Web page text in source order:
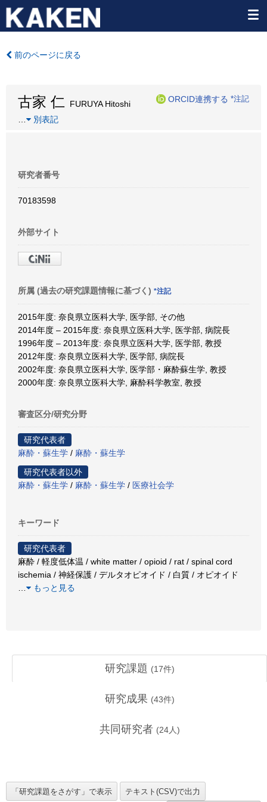
前のページに戻る
古家 仁 FURUYA Hitoshi
ORCID連携する *注記
別表記
研究者番号
70183598
外部サイト
所属 (過去の研究課題情報に基づく) *注記
2015年度: 奈良県立医科大学, 医学部, その他
2014年度 – 2015年度: 奈良県立医科大学, 医学部, 病院長
1996年度 – 2013年度: 奈良県立医科大学, 医学部, 教授
2012年度: 奈良県立医科大学, 医学部, 病院長
2002年度: 奈良県立医科大学, 医学部・麻酔蘇生学, 教授
2000年度: 奈良県立医科大学, 麻酔科学教室, 教授
審査区分/研究分野
研究代表者
麻酔・蘇生学 / 麻酔・蘇生学
研究代表者以外
麻酔・蘇生学 / 麻酔・蘇生学 / 医療社会学
キーワード
研究代表者
麻酔 / 軽度低体温 / white matter / opioid / rat / spinal cord
ischemia / 神経保護 / デルタオピオイド / 白質 / オピオイド
もっと見る
研究課題 (17件)
研究成果 (43件)
共同研究者 (24人)